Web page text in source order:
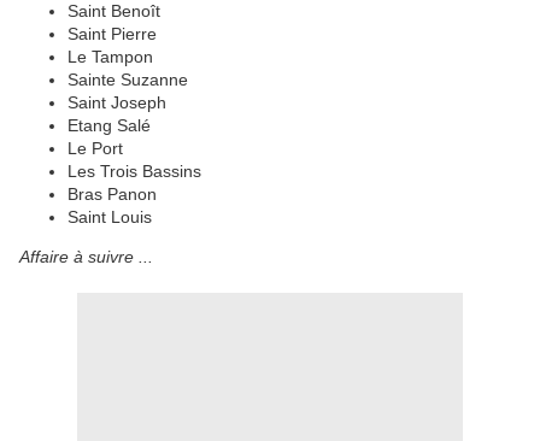
Saint Benoît
Saint Pierre
Le Tampon
Sainte Suzanne
Saint Joseph
Etang Salé
Le Port
Les Trois Bassins
Bras Panon
Saint Louis
Affaire à suivre ...